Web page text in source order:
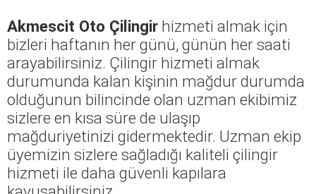
Akmescit Oto Çilingir hizmeti almak için
bizleri haftanın her günü, günün her saati
arayabilirsiniz. Çilingir hizmeti almak
durumunda kalan kişinin mağdur durumda
olduğunun bilincinde olan uzman ekibimiz
sizlere en kısa süre de ulaşıp
mağduriyetinizi gidermektedir. Uzman ekip
üyemizin sizlere sağladığı kaliteli çilingir
hizmeti ile daha güvenli kapılara